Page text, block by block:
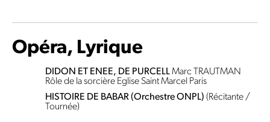
Opéra, Lyrique
DIDON ET ENEE, DE PURCELLMarc TRAUTMAN
Rôle de la sorcière Eglise Saint Marcel Paris
HISTOIRE DE BABAR (Orchestre ONPL) (Récitante /
Tournée)